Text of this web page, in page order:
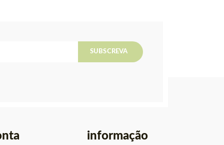
SUBSCREVA
informação